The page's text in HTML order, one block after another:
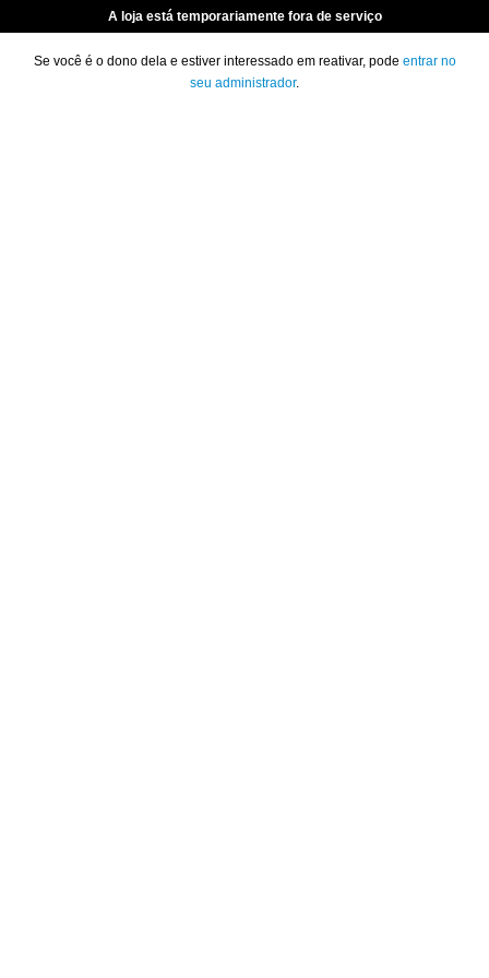
A loja está temporariamente fora de serviço
Se você é o dono dela e estiver interessado em reativar, pode entrar no
seu administrador.